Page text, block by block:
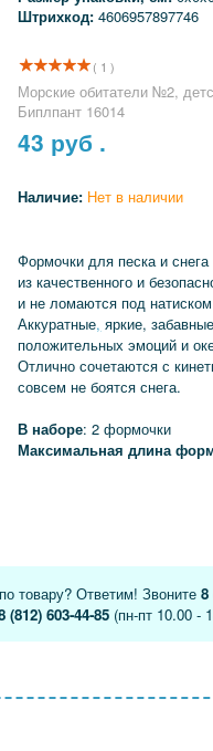
Штрихкод:4606957897746
( 1 )
Морские обитатели №2,
Биплпант 16014
43 руб .
Наличие: Нет в наличии
Формочки для песка и
из качественного и
и не ломаются под
Аккуратные, яркие,
положительных эмоций и
Отлично сочетаются с
совсем не боятся снега.
В наборе: 2 формочки
Максимальная длина
товару? Ответим! Звоните 8
(812) 603-44-85(пн-пт 10.00 -